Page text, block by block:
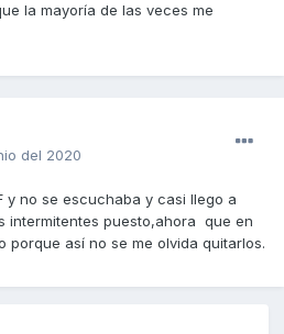
la mayoría de las veces me
del 2020
y no se escuchaba y casi llego a
intermitentes puesto,ahora que en
porque así no se me olvida quitarlos.